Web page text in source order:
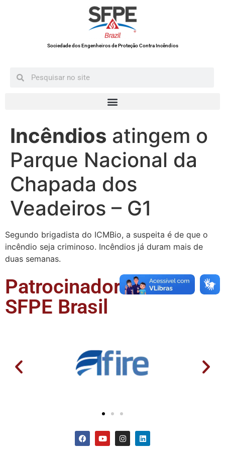
Sociedade dos Engenheiros de Proteção Contra Incêndios
Incêndios atingem o
Parque Nacional da
Chapada dos
Veadeiros – G1
Segundo brigadista do ICMBio, a suspeita é de que o
incêndio seja criminoso. Incêndios já duram mais de
duas semanas.
Patrocinadores da
SFPE Brasil